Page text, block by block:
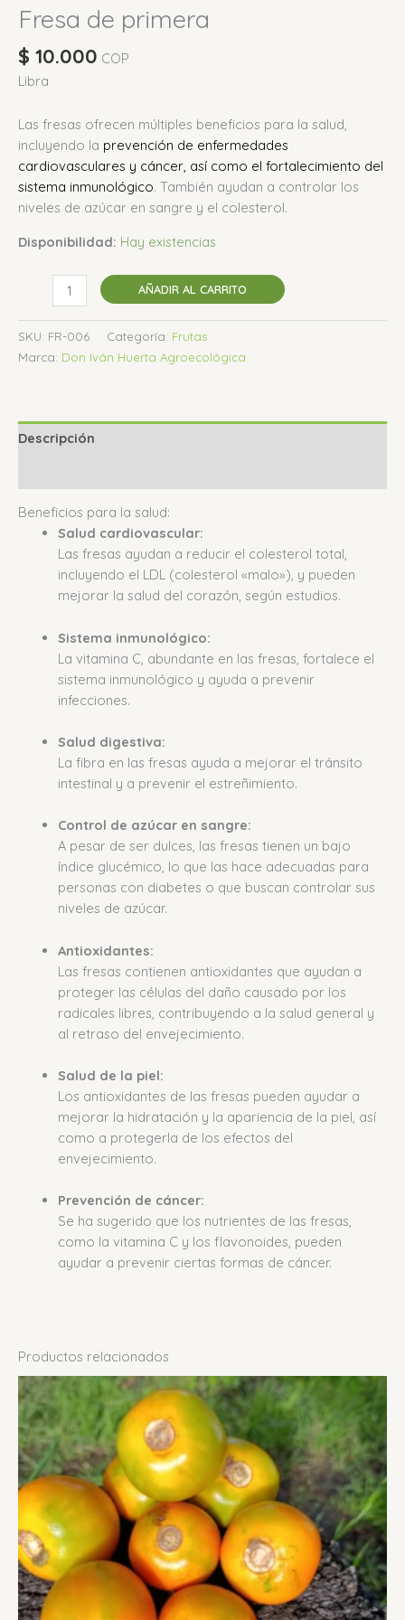
Fresa de primera
$ 10.000 COP
Libra
Las fresas ofrecen múltiples beneficios para la salud,
incluyendo la prevención de enfermedades
cardiovasculares y cáncer, así como el fortalecimiento del
sistema inmunológico. También ayudan a controlar los
niveles de azúcar en sangre y el colesterol.
Disponibilidad: Hay existencias
AÑADIR AL CARRITO
SKU: FR-006 Categoría: Frutas
Marca: Don Iván Huerta Agroecológica
Descripción
Beneficios para la salud:
Salud cardiovascular:
Las fresas ayudan a reducir el colesterol total,
incluyendo el LDL (colesterol «malo»), y pueden
mejorar la salud del corazón, según estudios.
Sistema inmunológico:
La vitamina C, abundante en las fresas, fortalece el
sistema inmunológico y ayuda a prevenir
infecciones.
Salud digestiva:
La fibra en las fresas ayuda a mejorar el tránsito
intestinal y a prevenir el estreñimiento.
Control de azúcar en sangre:
A pesar de ser dulces, las fresas tienen un bajo
índice glucémico, lo que las hace adecuadas para
personas con diabetes o que buscan controlar sus
niveles de azúcar.
Antioxidantes:
Las fresas contienen antioxidantes que ayudan a
proteger las células del daño causado por los
radicales libres, contribuyendo a la salud general y
al retraso del envejecimiento.
Salud de la piel:
Los antioxidantes de las fresas pueden ayudar a
mejorar la hidratación y la apariencia de la piel, así
como a protegerla de los efectos del
envejecimiento.
Prevención de cáncer:
Se ha sugerido que los nutrientes de las fresas,
como la vitamina C y los flavonoides, pueden
ayudar a prevenir ciertas formas de cáncer.
Productos relacionados